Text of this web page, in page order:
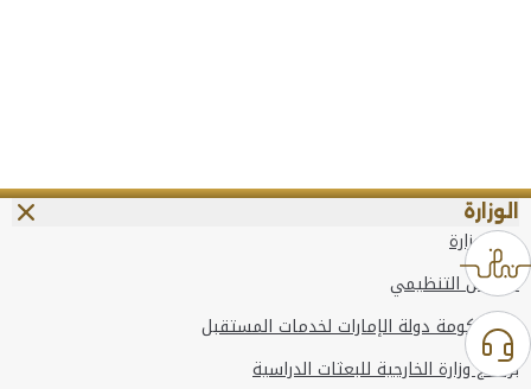
الوزارة
عن الوزارة
الهيكل التنظيمي
وعد حكومة دولة الإمارات لخدمات المستقبل
برنامج وزارة الخارجية للبعثات الدراسية